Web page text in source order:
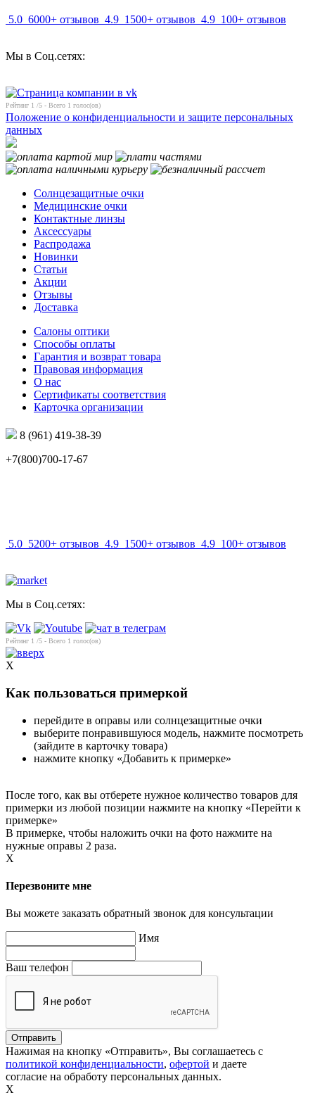
5.0 6000+ отзывов 4.9 1500+ отзывов 4.9 100+ отзывов
Мы в Соц.сетях:
Рейтинг 1 /5 - Всего 1 голос(ов)
Положение о конфиденциальности и защите персональных
данных
Солнцезащитные очки
Медицинские очки
Контактные линзы
Аксессуары
Распродажа
Новинки
Статьи
Акции
Отзывы
Доставка
Салоны оптики
Способы оплаты
Гарантия и возврат товара
Правовая информация
О нас
Сертификаты соответствия
Карточка организации
8 (961) 419-38-39
+7(800)700-17-67
5.0 5200+ отзывов 4.9 1500+ отзывов 4.9 100+ отзывов
Мы в Соц.сетях:
Рейтинг 1 /5 - Всего 1 голос(ов)
X
Как пользоваться примеркой
перейдите в оправы или солнцезащитные очки
выберите понравившуюся модель, нажмите посмотреть
(зайдите в карточку товара)
нажмите кнопку «Добавить к примерке»
После того, как вы отберете нужное количество товаров для
примерки из любой позиции нажмите на кнопку «Перейти к
примерке»
В примерке, чтобы наложить очки на фото нажмите на
нужные оправы 2 раза.
X
Перезвоните мне
Вы можете заказать обратный звонок для консультации
Имя
Ваш телефон
Нажимая на кнопку «Отправить», Вы соглашаетесь с
политикой конфиденциальности, офертой и даете
согласие на обработу персональных данных.
X